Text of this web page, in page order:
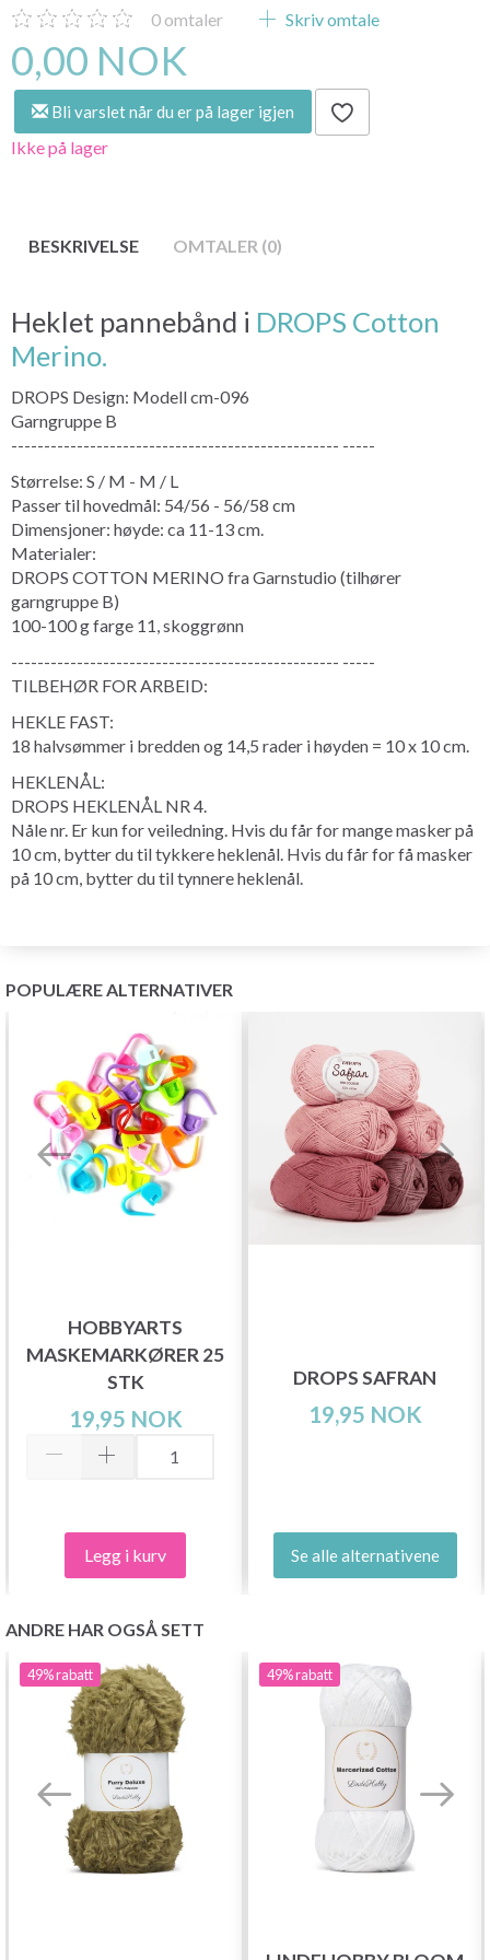
0 omtaler Skriv omtale
0,00 NOK
Bli varslet når du er på lager igjen
Ikke på lager
BESKRIVELSE OMTALER (0)
Heklet pannebånd i DROPS Cotton
Merino.
DROPS Design: Modell cm-096
Garngruppe B
-------------------------------------------------- -----
Størrelse: S / M - M / L
Passer til hovedmål: 54/56 - 56/58 cm
Dimensjoner: høyde: ca 11-13 cm.
Materialer:
DROPS COTTON MERINO fra Garnstudio (tilhører
garngruppe B)
100-100 g farge 11, skoggrønn
-------------------------------------------------- -----
TILBEHØR FOR ARBEID:
HEKLE FAST:
18 halvsømmer i bredden og 14,5 rader i høyden = 10 x 10 cm.
HEKLENÅL:
DROPS HEKLENÅL NR 4.
Nåle nr. Er kun for veiledning. Hvis du får for mange masker på
10 cm, bytter du til tykkere heklenål. Hvis du får for få masker
på 10 cm, bytter du til tynnere heklenål.
POPULÆRE ALTERNATIVER
HOBBYARTS
MASKEMARKØRER 25
STK
19,95 NOK
Legg i kurv
DROPS SAFRAN
19,95 NOK
Se alle alternativene
ANDRE HAR OGSÅ SETT
49%rabatt 49%rabatt